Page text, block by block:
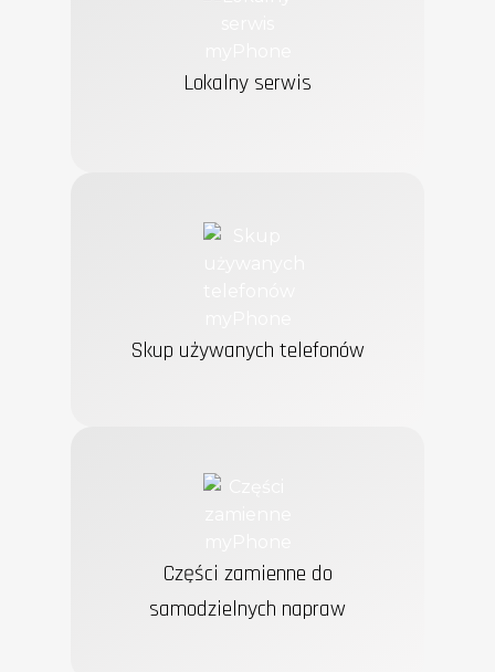
Lokalny serwis
Skup używanych telefonów
Części zamienne do
samodzielnych napraw